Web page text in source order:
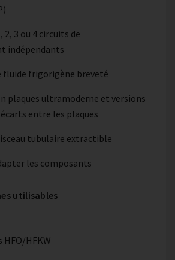
2, 3 ou 4 circuits de
indépendants
fluide frigorigène breveté
plaques ultramoderne et versions
entre les plaques
tubulaire extractible
les composants
utilisables
HFO/HFKW